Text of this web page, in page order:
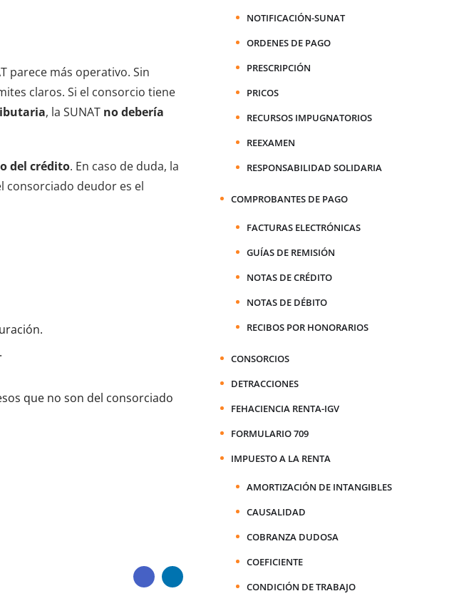
parece más operativo. Sin
claros. Si el consorcio tiene
, la SUNAT no debería
del crédito. En caso de duda, la
consorciado deudor es el
que no son del consorciado
NOTIFICACIÓN-SUNAT
ORDENES DE PAGO
PRESCRIPCIÓN
PRICOS
RECURSOS IMPUGNATORIOS
REEXAMEN
RESPONSABILIDAD SOLIDARIA
COMPROBANTES DE PAGO
FACTURAS ELECTRÓNICAS
GUÍAS DE REMISIÓN
NOTAS DE CRÉDITO
NOTAS DE DÉBITO
RECIBOS POR HONORARIOS
CONSORCIOS
DETRACCIONES
FEHACIENCIA RENTA-IGV
FORMULARIO 709
IMPUESTO A LA RENTA
AMORTIZACIÓN DE INTANGIBLES
CAUSALIDAD
COBRANZA DUDOSA
COEFICIENTE
CONDICIÓN DE TRABAJO